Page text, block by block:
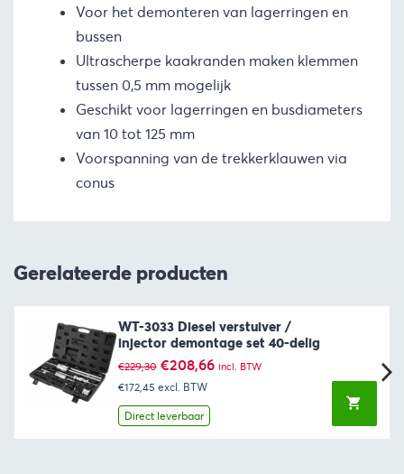
Voor het demonteren van lagerringen en
bussen
Ultrascherpe kaakranden maken klemmen
tussen 0,5 mm mogelijk
Geschikt voor lagerringen en busdiameters
van 10 tot 125 mm
Voorspanning van de trekkerklauwen via
conus
Gerelateerde producten
WT-3033 Diesel verstuiver /
injector demontage set 40-delig
€229,30 Oorspronkelijke
prijs
was:
€229,30.
€208,66Huidige
incl. BTW
€172,45 excl. BTW
Direct leverbaar